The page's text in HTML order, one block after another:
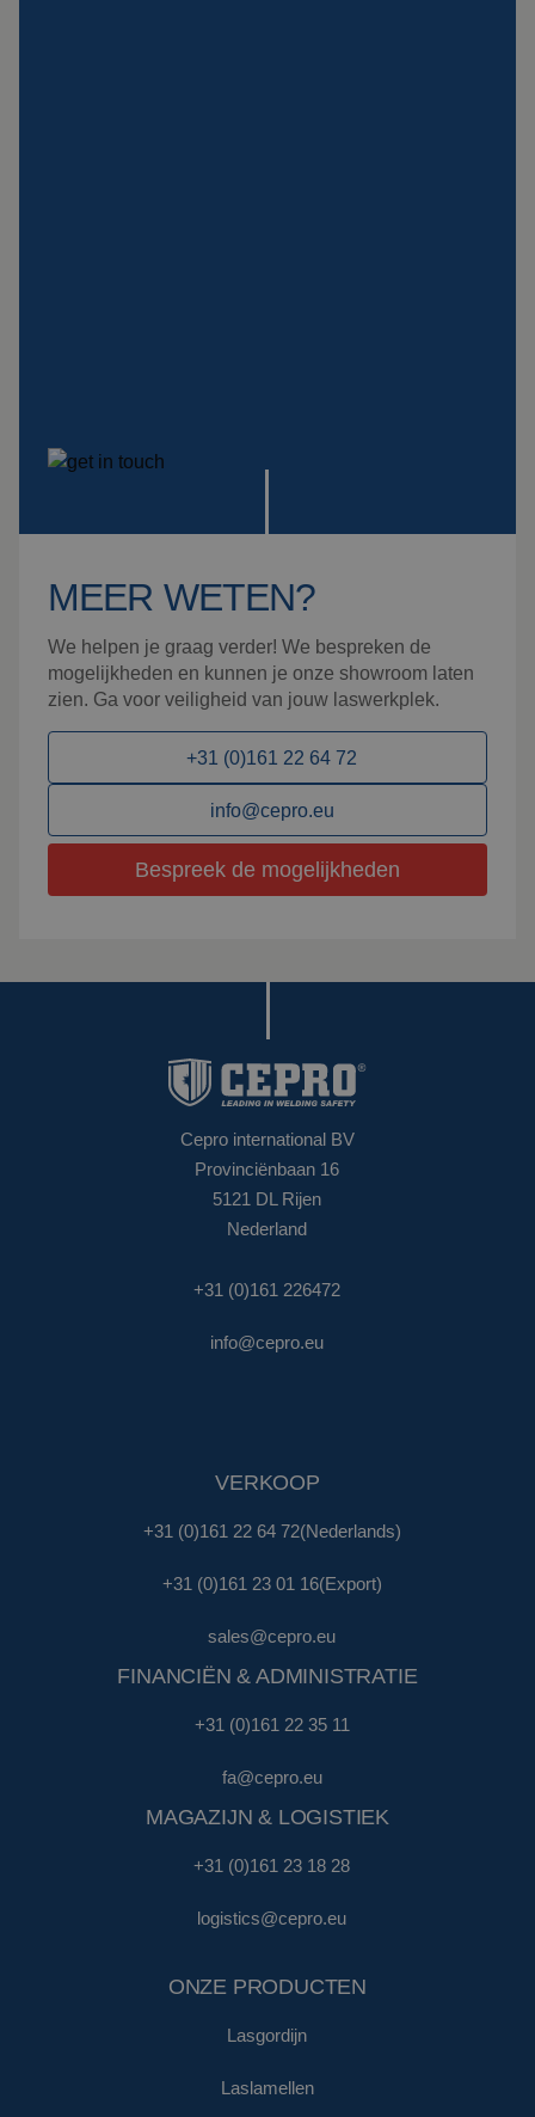
MEER WETEN?
We helpen je graag verder! We bespreken de
mogelijkheden en kunnen je onze showroom laten
zien. Ga voor veiligheid van jouw laswerkplek.
+31 (0)161 22 64 72
info@cepro.eu
Bespreek de mogelijkheden
Cepro international BV
Provinciënbaan 16
5121 DL Rijen
Nederland
+31 (0)161 226472
info@cepro.eu
VERKOOP
+31 (0)161 22 64 72(Nederlands)
+31 (0)161 23 01 16(Export)
sales@cepro.eu
FINANCIËN & ADMINISTRATIE
+31 (0)161 22 35 11
fa@cepro.eu
MAGAZIJN & LOGISTIEK
+31 (0)161 23 18 28
logistics@cepro.eu
ONZE PRODUCTEN
Lasgordijn
Laslamellen